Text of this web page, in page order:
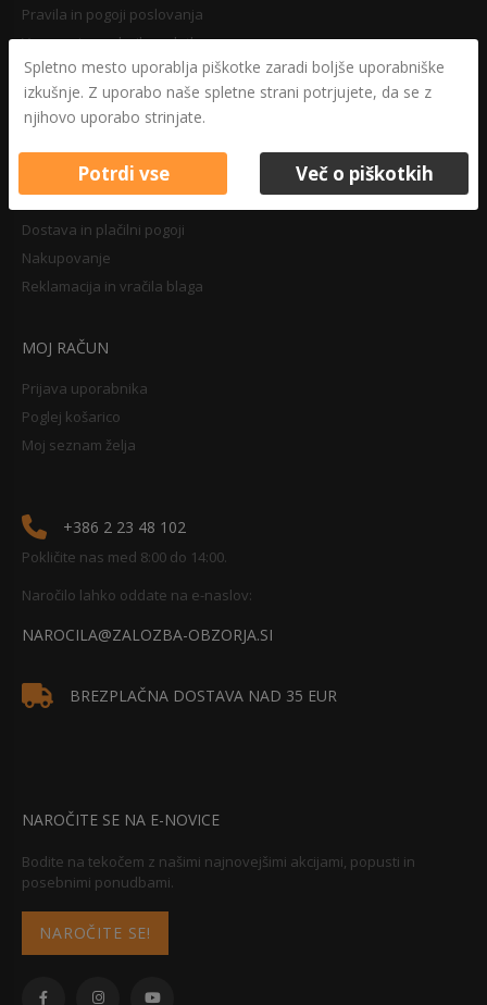
Pravila in pogoji poslovanja
Varovanje osebnih podatkov
Druga določila
Pravilnik o zasebnosti
Pravno obvestilo
Dostava in plačilni pogoji
Nakupovanje
Reklamacija in vračila blaga
MOJ RAČUN
Prijava uporabnika
Poglej košarico
Moj seznam želja
+386 2 23 48 102
Pokličite nas med 8:00 do 14:00.
Naročilo lahko oddate na e-naslov:
NAROCILA@ZALOZBA-OBZORJA.SI
BREZPLAČNA DOSTAVA NAD 35 EUR
NAROČITE SE NA E-NOVICE
Bodite na tekočem z našimi najnovejšimi akcijami, popusti in
posebnimi ponudbami.
NAROČITE SE!
Spletno mesto uporablja piškotke zaradi boljše uporabniške
izkušnje. Z uporabo naše spletne strani potrjujete, da se z
njihovo uporabo strinjate.
Potrdi vse Več o piškotkih